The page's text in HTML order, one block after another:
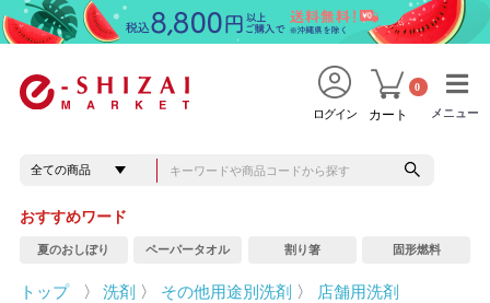
メニュー
メニュー
ログイン カート
0
おすすめワード
夏のおしぼり ペーパータオル 割り箸 固形燃料
トップ 〉 洗剤 〉 その他用途別洗剤 〉 店舗用洗剤